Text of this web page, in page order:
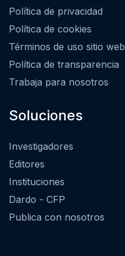
Política de privacidad
Política de cookies
Términos de uso sitio web
Política de transparencia
Trabaja para nosotros
Soluciones
Investigadores
Editores
Instituciones
Dardo - CFP
Publica con nosotros